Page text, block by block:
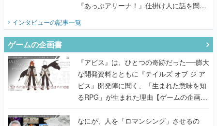
『あっぷアリーナ！』仕掛け人に話を聞い
インタビューの記事一覧
ゲームの企画書
『アビス』は、ひとつの奇跡だった──膨大
な開発資料とともに『テイルズ オブ ジ ア
ビス』開発陣に聞く、「生まれた意味を知
るRPG」が生まれた理由【ゲームの企画
書】
なにが、人を「ロマンシング」させるの